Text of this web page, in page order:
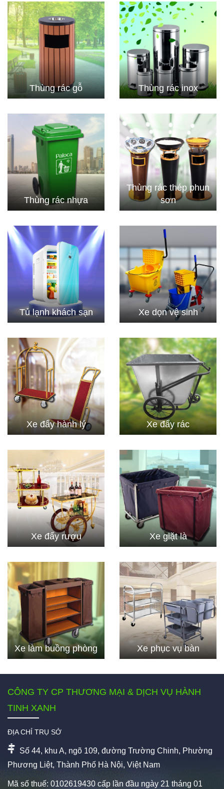
Thùng rác gỗ Thùng rác inox
Thùng rác nhựa
Thùng rác thép phun
sơn
Tủ lạnh khách sạn Xe dọn vệ sinh
Xe đẩy hành lý Xe đẩy rác
Xe đẩy rượu Xe giặt là
Xe làm buồng phòng Xe phục vụ bàn
CÔNG TY CP THƯƠNG MẠI & DỊCH VỤ HÀNH
TINH XANH
ĐỊA CHỈ TRỤ SỞ
Số 44, khu A, ngõ 109, đường Trường Chinh, Phường
Phương Liệt, Thành Phố Hà Nội, Việt Nam
Mã số thuế: 0102619430 cấp lần đầu ngày 21 tháng 01